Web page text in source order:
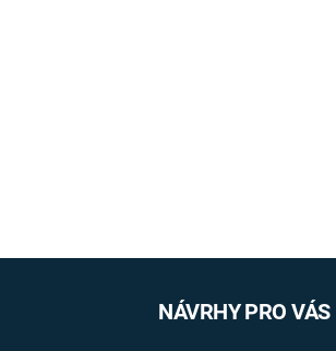
NÁVRHY PRO VÁS